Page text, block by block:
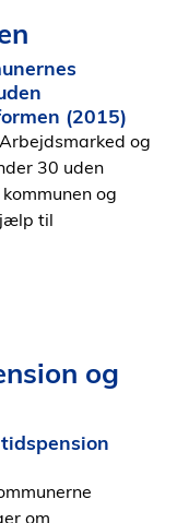
(2015)
og
30 uden
og
til
og
om